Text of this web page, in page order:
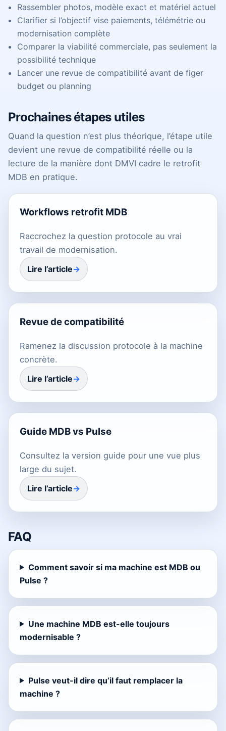
Rassembler photos, modèle exact et matériel actuel
Clarifier si l’objectif vise paiements, télémétrie ou
modernisation complète
Comparer la viabilité commerciale, pas seulement la
possibilité technique
Lancer une revue de compatibilité avant de figer
budget ou planning
Prochaines étapes utiles
Quand la question n’est plus théorique, l’étape utile
devient une revue de compatibilité réelle ou la
lecture de la manière dont DMVI cadre le retrofit
MDB en pratique.
Workflows retrofit MDB
Raccrochez la question protocole au vrai
travail de modernisation.
Lire l’article
Revue de compatibilité
Ramenez la discussion protocole à la machine
concrète.
Lire l’article
Guide MDB vs Pulse
Consultez la version guide pour une vue plus
large du sujet.
Lire l’article
FAQ
Comment savoir si ma machine est MDB ou
Pulse ?
Une machine MDB est-elle toujours
modernisable ?
Pulse veut-il dire qu’il faut remplacer la
machine ?